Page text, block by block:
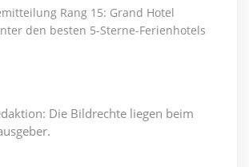
Rang 15: Grand Hotel
den besten 5-Sterne-Ferienhotels
Die Bildrechte liegen beim